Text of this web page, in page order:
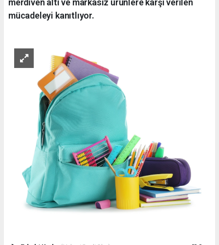
merdiven altı ve markasız ürünlere karşı verilen
mücadeleyi kanıtlıyor.